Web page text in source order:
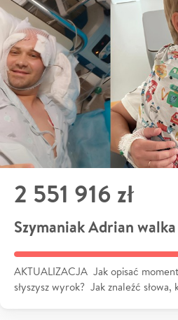
2 551 916 zł
Szymaniak Adrian
AKTUALIZACJA Jak opisać
słyszysz wyrok? Jak znaleźć